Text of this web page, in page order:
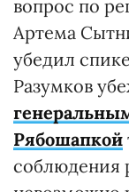
вопрос по
Артема
убедил
Разумков
Рябошапкой
соблюдения